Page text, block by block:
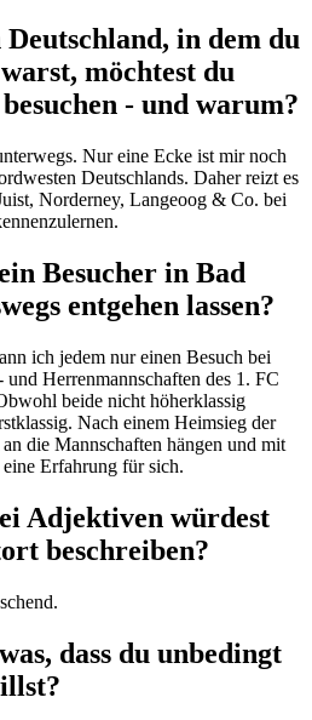
in dem du
möchtest du
- und warum?
Nur eine Ecke ist mir noch
Deutschlands. Daher reizt es
Norderney, Langeoog & Co. bei
Besucher in Bad
entgehen lassen?
ich jedem nur einen Besuch bei
Herrenmannschaften des 1. FC
beide nicht höherklassig
Nach einem Heimsieg der
die Mannschaften hängen und mit
Erfahrung für sich.
Adjektiven würdest
beschreiben?
dass du unbedingt